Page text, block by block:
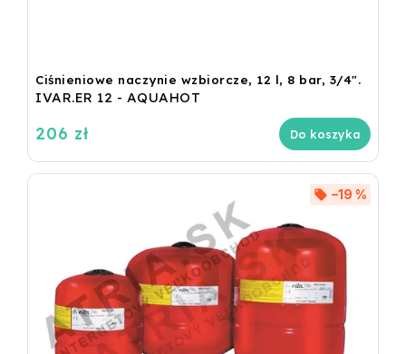
Ciśnieniowe naczynie wzbiorcze, 12 l, 8 bar, 3/4".
IVAR.ER 12 - AQUAHOT
206 zł Do koszyka
–19 %